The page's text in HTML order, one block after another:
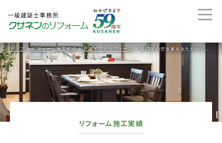
トップ >リフォーム施工実績>戸建てフルリフォーム > 築42年の空き家をあたたかく快適に住めるようにリフォーム｜草津市
リフォーム施工実績